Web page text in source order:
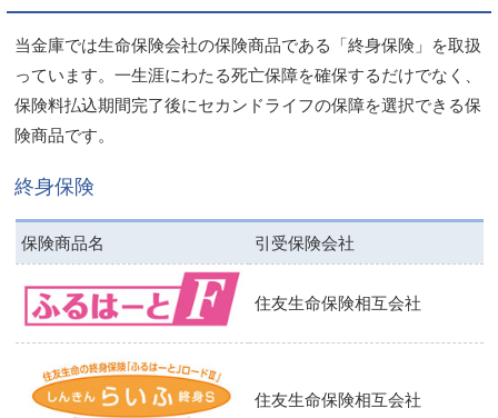
各種規定等
終身保険
医療保険・がん保険
傷害保険
学資保険
当金庫では生命保険会社の保険商品である「終身保険」を取扱
っています。一生涯にわたる死亡保障を確保するだけでなく、
保険料払込期間完了後にセカンドライフの保障を選択できる保
険商品です。
終身保険
保険商品名 引受保険会社
住友生命保険相互会社
住友生命保険相互会社